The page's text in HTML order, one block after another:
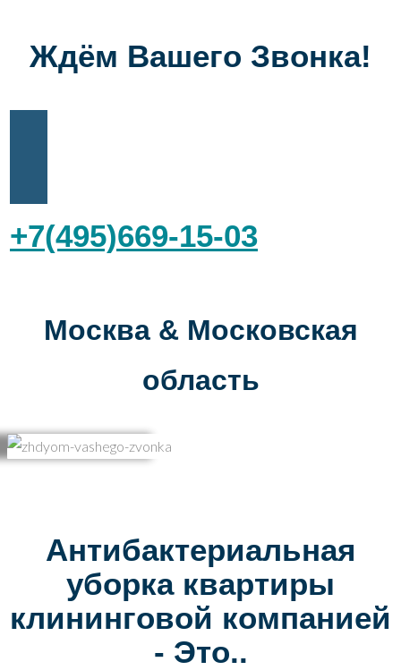
Ждём Вашего Звонка!
+7(495)669-15-03
Москва & Московская
область
Антибактериальная
уборка квартиры
клининговой компанией
- Это..